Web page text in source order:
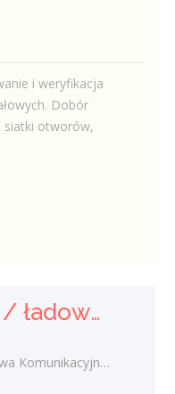
i weryfikacja
Dobór
siatki otworów,
Operator koparki / ładowarki teleskopowej
"MOSTKOL" Sp. z o.o.